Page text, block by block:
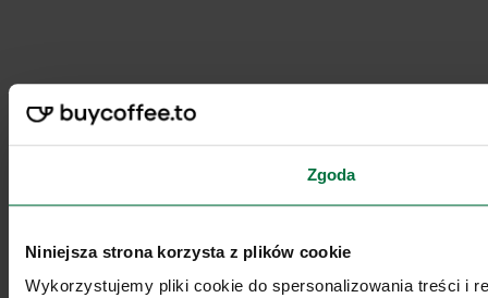
Zgoda
Niniejsza strona korzysta z plików cookie
Wykorzystujemy pliki cookie do spersonalizowania treści i